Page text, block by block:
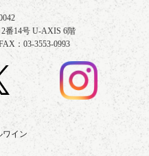
番14号 U-AXIS 6階
：03-3553-0993
ワイン